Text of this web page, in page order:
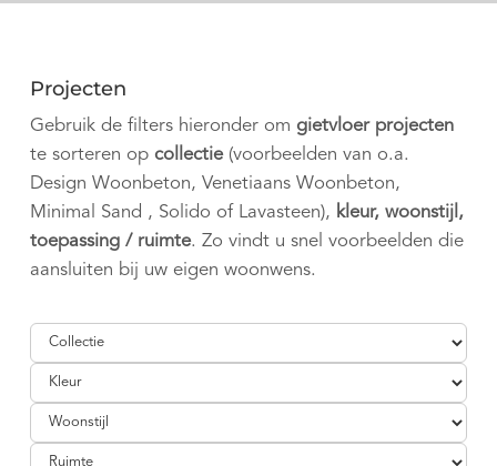
Projecten
Gebruik de filters hieronder omgietvloer projecten
te sorteren opcollectie(voorbeelden van o.a.
Design Woonbeton, Venetiaans Woonbeton,
Minimal Sand , Solido of Lavasteen), kleur, woonstijl,
toepassing / ruimte. Zo vindt u snel voorbeelden die
aansluiten bij uw eigen woonwens.